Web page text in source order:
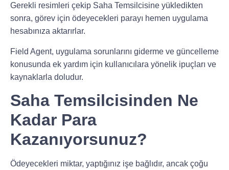
Gerekli resimleri çekip Saha Temsilcisine yükledikten
sonra, görev için ödeyecekleri parayı hemen uygulama
hesabınıza aktarırlar.
Field Agent, uygulama sorunlarını giderme ve güncelleme
konusunda ek yardım için kullanıcılara yönelik ipuçları ve
kaynaklarla doludur.
Saha Temsilcisinden Ne
Kadar Para
Kazanıyorsunuz?
Ödeyecekleri miktar, yaptığınız işe bağlıdır, ancak çoğu